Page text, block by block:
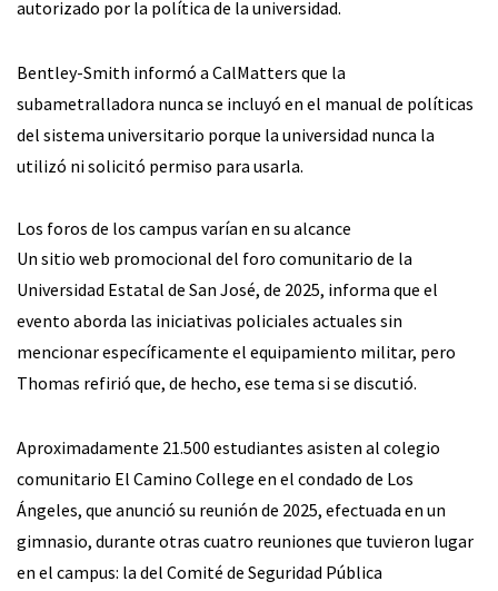
autorizado por la política de la universidad.
Bentley-Smith informó a CalMatters que la
subametralladora nunca se incluyó en el manual de políticas
del sistema universitario porque la universidad nunca la
utilizó ni solicitó permiso para usarla.
Los foros de los campus varían en su alcance
Un sitio web promocional del foro comunitario de la
Universidad Estatal de San José, de 2025, informa que el
evento aborda las iniciativas policiales actuales sin
mencionar específicamente el equipamiento militar, pero
Thomas refirió que, de hecho, ese tema si se discutió.
Aproximadamente 21.500 estudiantes asisten al colegio
comunitario El Camino College en el condado de Los
Ángeles, que anunció su reunión de 2025, efectuada en un
gimnasio, durante otras cuatro reuniones que tuvieron lugar
en el campus: la del Comité de Seguridad Pública